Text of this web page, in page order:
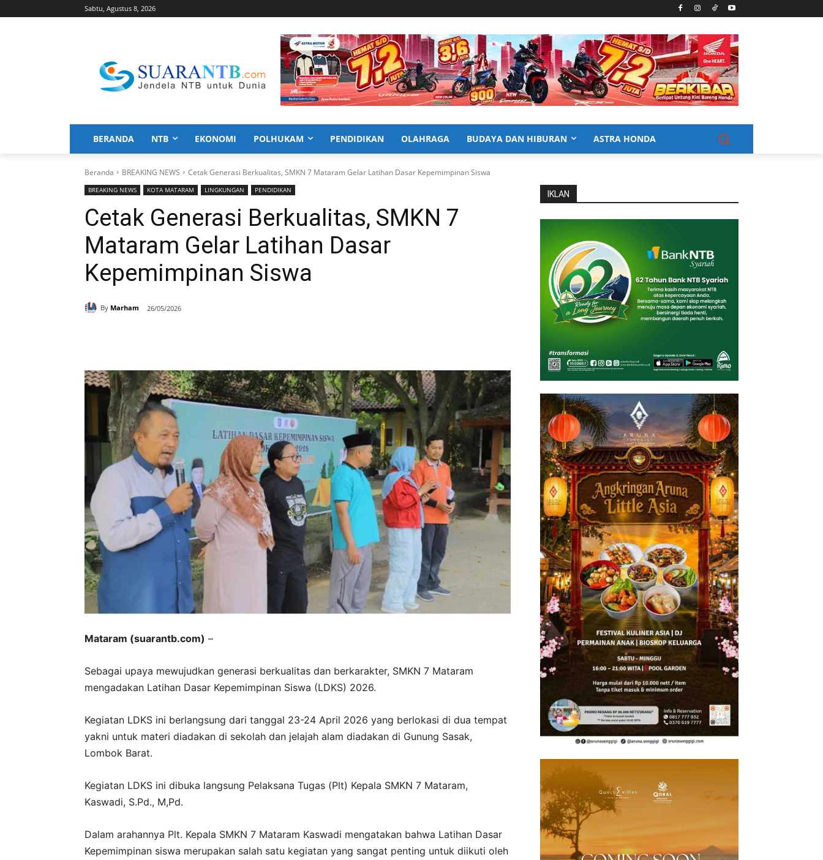
Sabtu, Agustus 8, 2026
BERANDA NTB EKONOMI POLHUKAM PENDIDIKAN OLAHRAGA BUDAYA DAN HIBURAN ASTRA HONDA
Beranda BREAKING NEWS Cetak Generasi Berkualitas, SMKN 7 Mataram Gelar Latihan Dasar Kepemimpinan Siswa
BREAKING NEWS KOTA MATARAM LINGKUNGAN PENDIDIKAN
Cetak Generasi Berkualitas, SMKN 7
Mataram Gelar Latihan Dasar
Kepemimpinan Siswa
By Marham 26/05/2026
Mataram (suarantb.com) –
Sebagai upaya mewujudkan generasi berkualitas dan berkarakter, SMKN 7 Mataram
mengadakan Latihan Dasar Kepemimpinan Siswa (LDKS) 2026.
Kegiatan LDKS ini berlangsung dari tanggal 23-24 April 2026 yang berlokasi di dua tempat
yakni untuk materi diadakan di sekolah dan jelajah alam diadakan di Gunung Sasak,
Lombok Barat.
Kegiatan LDKS ini dibuka langsung Pelaksana Tugas (Plt) Kepala SMKN 7 Mataram,
Kaswadi, S.Pd., M,Pd.
Dalam arahannya Plt. Kepala SMKN 7 Mataram Kaswadi mengatakan bahwa Latihan Dasar
Kepemimpinan siswa merupakan salah satu kegiatan yang sangat penting untuk diikuti oleh
IKLAN